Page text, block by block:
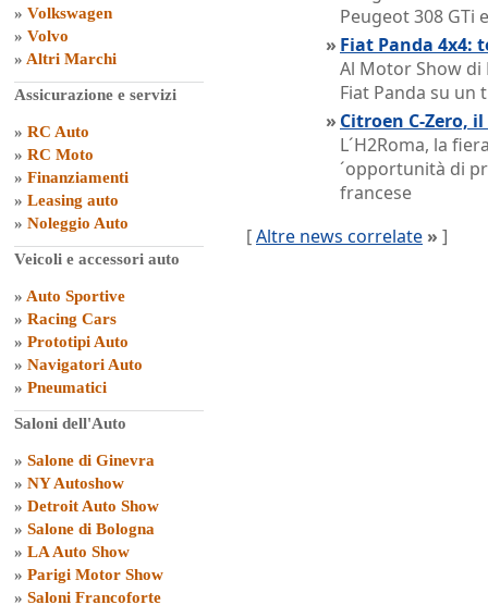
» Volkswagen
» Volvo
» Altri Marchi
Assicurazione e servizi
» RC Auto
» RC Moto
» Finanziamenti
» Leasing auto
» Noleggio Auto
Veicoli e accessori auto
» Auto Sportive
» Racing Cars
» Prototipi Auto
» Navigatori Auto
» Pneumatici
Saloni dell'Auto
» Salone di Ginevra
» NY Autoshow
» Detroit Auto Show
» Salone di Bologna
» LA Auto Show
» Parigi Motor Show
» Saloni Francoforte
Peugeot 308 GTi
» Fiat Panda 4x4:
Al Motor Show di
Fiat Panda su
» Citroen C-Zero,
L´H2Roma, la
´opportunità di
francese
[Altre news correlate » ]